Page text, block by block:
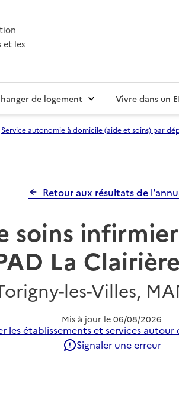
et les
de logement Vivre dans un
Service autonomie à domicile (aide et soins) par
Retour aux résultats de
soins
La
les-Villes,
Mis à jour le 06/08/2026
les établissements et services autour
Signaler une erreur